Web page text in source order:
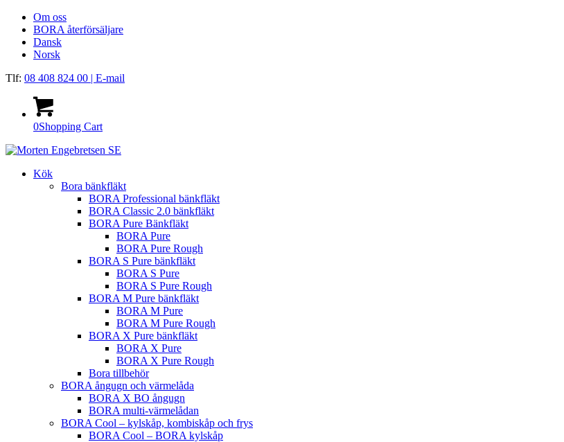
Om oss
BORA återförsäljare
Dansk
Norsk
Tlf: 08 408 824 00 | E-mail
0Shopping Cart
Kök
Bora bänkfläkt
BORA Professional bänkfläkt
BORA Classic 2.0 bänkfläkt
BORA Pure Bänkfläkt
BORA Pure
BORA Pure Rough
BORA S Pure bänkfläkt
BORA S Pure
BORA S Pure Rough
BORA M Pure bänkfläkt
BORA M Pure
BORA M Pure Rough
BORA X Pure bänkfläkt
BORA X Pure
BORA X Pure Rough
Bora tillbehör
BORA ångugn och värmelåda
BORA X BO ångugn
BORA multi-värmelådan
BORA Cool – kylskåp, kombiskåp och frys
BORA Cool – BORA kylskåp